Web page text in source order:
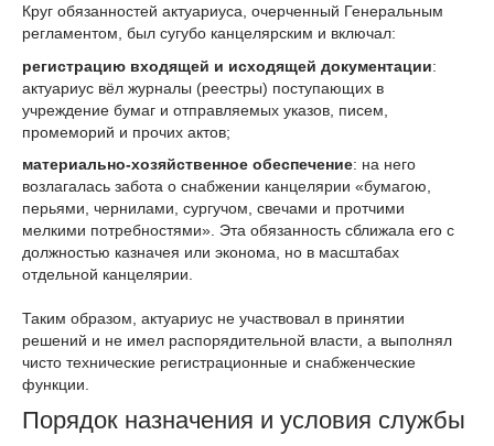
Круг обязанностей актуариуса, очерченный Генеральным
регламентом, был сугубо канцелярским и включал:
регистрацию входящей и исходящей документации:
актуариус вёл журналы (реестры) поступающих в
учреждение бумаг и отправляемых указов, писем,
промеморий и прочих актов;
материально-хозяйственное обеспечение: на него
возлагалась забота о снабжении канцелярии «бумагою,
перьями, чернилами, сургучом, свечами и протчими
мелкими потребностями». Эта обязанность сближала его с
должностью казначея или эконома, но в масштабах
отдельной канцелярии.
Таким образом, актуариус не участвовал в принятии
решений и не имел распорядительной власти, а выполнял
чисто технические регистрационные и снабженческие
функции.
Порядок назначения и условия службы